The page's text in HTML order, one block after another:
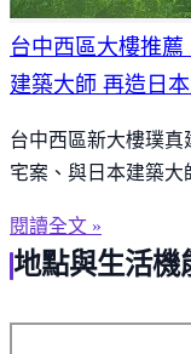
台中西區大樓推
建築大師 再造日
台中西區新大樓璞真
宅案、與日本建築
閱讀全文 »
地點與生活機